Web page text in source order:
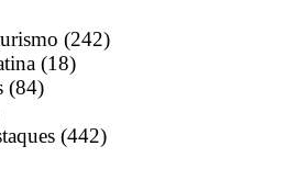
(242)
(18)
(84)
(442)